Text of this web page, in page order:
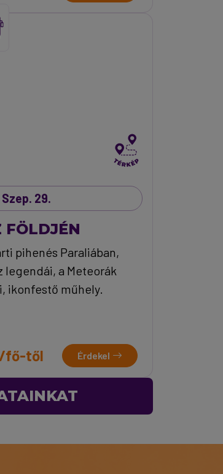
29.
FÖLDJÉN
pihenés Paraliában,
legendái, a Meteorák
ikonfestő műhely.
fő-től Érdekel